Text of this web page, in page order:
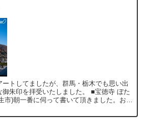
トしてましたが、群馬・栃木でも思い出
御朱印を拝受いたしました。 ■宝徳寺 ぼた
市)朝一番に伺って書いて頂きました。お寺